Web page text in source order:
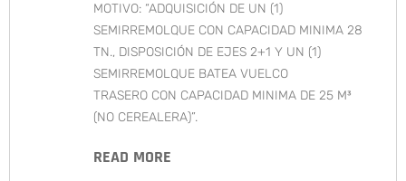
MOTIVO: “ADQUISICIÓN DE UN (1)
SEMIRREMOLQUE CON CAPACIDAD MINIMA 28
TN., DISPOSICIÓN DE EJES 2+1 Y UN (1)
SEMIRREMOLQUE BATEA VUELCO
TRASERO CON CAPACIDAD MINIMA DE 25 M³
(NO CEREALERA)”.
READ MORE